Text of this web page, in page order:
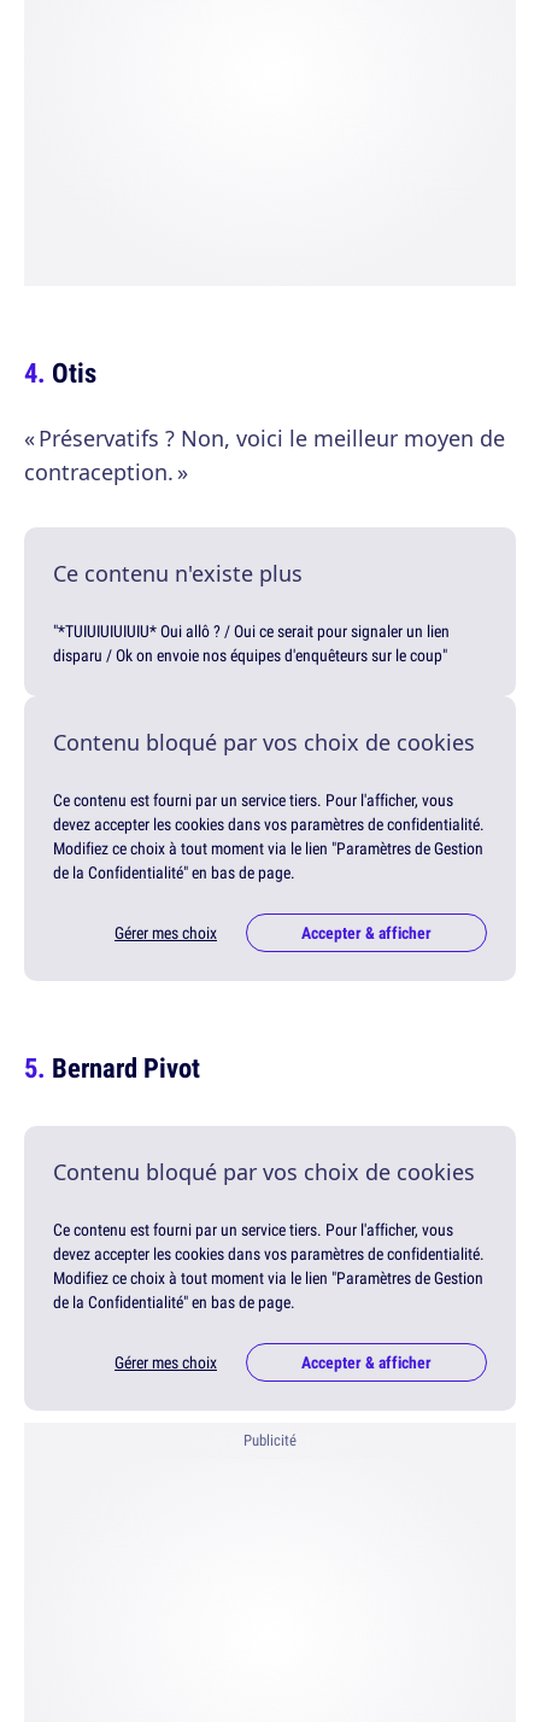
Otis
« Préservatifs ? Non, voici le meilleur moyen de
contraception. »
Ce contenu n'existe plus
"*TUIUIUIUIUIU* Oui allô ? / Oui ce serait pour signaler un lien
disparu / Ok on envoie nos équipes d'enquêteurs sur le coup"
Contenu bloqué par vos choix de cookies
Ce contenu est fourni par un service tiers. Pour l'afficher, vous
devez accepter les cookies dans vos paramètres de confidentialité.
Modifiez ce choix à tout moment via le lien "Paramètres de Gestion
de la Confidentialité" en bas de page.
Gérer mes choix Accepter & afficher
Bernard Pivot
Contenu bloqué par vos choix de cookies
Ce contenu est fourni par un service tiers. Pour l'afficher, vous
devez accepter les cookies dans vos paramètres de confidentialité.
Modifiez ce choix à tout moment via le lien "Paramètres de Gestion
de la Confidentialité" en bas de page.
Gérer mes choix Accepter & afficher
Publicité